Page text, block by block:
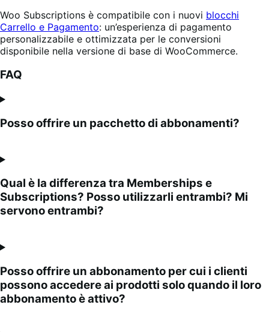
Woo Subscriptions è compatibile con i nuovi blocchi
Carrello e Pagamento: un’esperienza di pagamento
personalizzabile e ottimizzata per le conversioni
disponibile nella versione di base di WooCommerce.
FAQ
Posso offrire un pacchetto di abbonamenti?
Qual è la differenza tra Memberships e
Subscriptions? Posso utilizzarli entrambi? Mi
servono entrambi?
Posso offrire un abbonamento per cui i clienti
possono accedere ai prodotti solo quando il loro
abbonamento è attivo?